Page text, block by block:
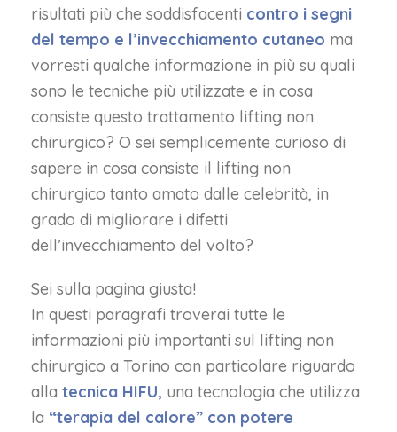
risultati più che soddisfacenti contro i segni
del tempo e l’invecchiamento cutaneo ma
vorresti qualche informazione in più su quali
sono le tecniche più utilizzate e in cosa
consiste questo trattamento lifting non
chirurgico? O sei semplicemente curioso di
sapere in cosa consiste il lifting non
chirurgico tanto amato dalle celebrità, in
grado di migliorare i difetti
dell’invecchiamento del volto?
Sei sulla pagina giusta!
In questi paragrafi troverai tutte le
informazioni più importanti sul lifting non
chirurgico a Torino con particolare riguardo
alla tecnica HIFU, una tecnologia che utilizza
la “terapia del calore” con potere